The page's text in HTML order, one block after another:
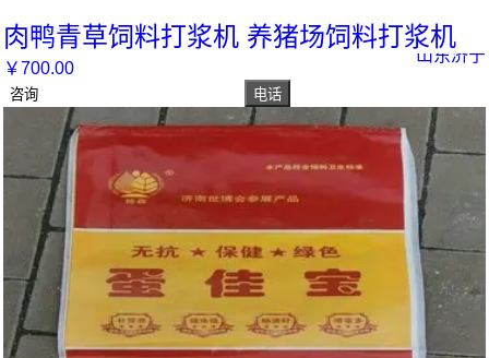
肉鸭青草饲料打浆机 养猪场饲料打浆机
￥700.00
山东济宁
咨询 电话